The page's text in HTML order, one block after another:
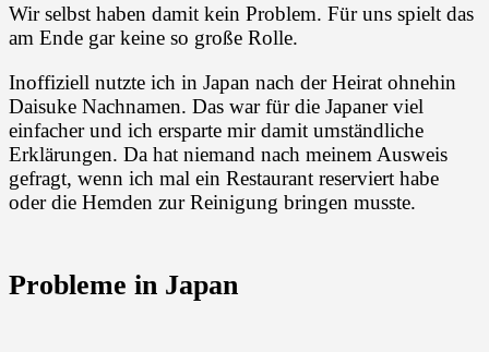
Wir selbst haben damit kein Problem. Für uns spielt das
am Ende gar keine so große Rolle.
Inoffiziell nutzte ich in Japan nach der Heirat ohnehin
Daisuke Nachnamen. Das war für die Japaner viel
einfacher und ich ersparte mir damit umständliche
Erklärungen. Da hat niemand nach meinem Ausweis
gefragt, wenn ich mal ein Restaurant reserviert habe
oder die Hemden zur Reinigung bringen musste.
Probleme in Japan